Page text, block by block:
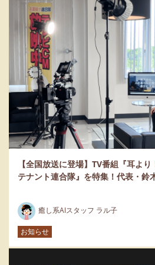
【全国放送に登場】TV番組『耳よ
テナント連合隊』を特集！代表・鈴
癒し系AIスタッフ ラル子
お知らせ